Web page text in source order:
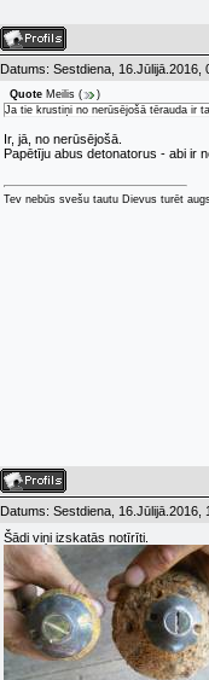
Datums: Sestdiena,
Quote Meilis (
)
Ja tie krustiņi no nerūsējošā tērauda ir
Ir, jā, no nerūsējošā.
Papētīju abus detonatorus - abi ir
Tev nebūs svešu tautu Dievus turēt
Datums: Sestdiena,
Šādi viņi izskatās notīrīti.